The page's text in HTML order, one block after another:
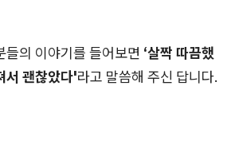
들의 이야기를 들어보면 ‘살짝 따끔했
서 괜찮았다'라고 말씀해 주신 답니다.